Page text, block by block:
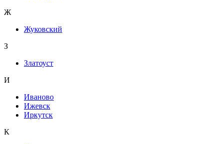
Ж
Жуковский
З
Златоуст
И
Иваново
Ижевск
Иркутск
К